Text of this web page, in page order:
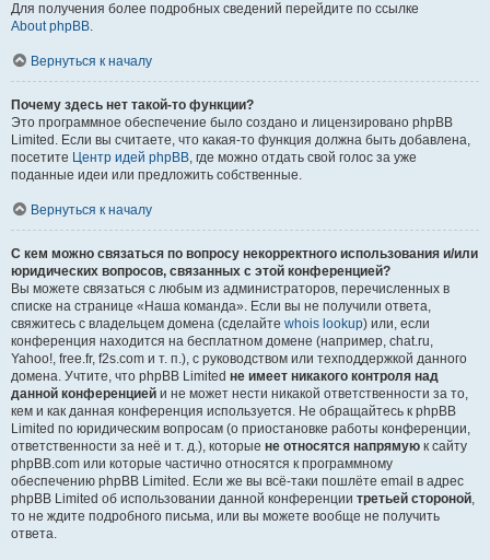
Для получения более подробных сведений перейдите по ссылке
About phpBB.
Вернуться к началу
Почему здесь нет такой-то функции?
Это программное обеспечение было создано и лицензировано phpBB
Limited. Если вы считаете, что какая-то функция должна быть добавлена,
посетите Центр идей phpBB, где можно отдать свой голос за уже
поданные идеи или предложить собственные.
Вернуться к началу
С кем можно связаться по вопросу некорректного использования и/или
юридических вопросов, связанных с этой конференцией?
Вы можете связаться с любым из администраторов, перечисленных в
списке на странице «Наша команда». Если вы не получили ответа,
свяжитесь с владельцем домена (сделайте whois lookup) или, если
конференция находится на бесплатном домене (например, chat.ru,
Yahoo!, free.fr, f2s.com и т. п.), с руководством или техподдержкой данного
домена. Учтите, что phpBB Limited не имеет никакого контроля над
данной конференцией и не может нести никакой ответственности за то,
кем и как данная конференция используется. Не обращайтесь к phpBB
Limited по юридическим вопросам (о приостановке работы конференции,
ответственности за неё и т. д.), которые не относятся напрямую к сайту
phpBB.com или которые частично относятся к программному
обеспечению phpBB Limited. Если же вы всё-таки пошлёте email в адрес
phpBB Limited об использовании данной конференции третьей стороной,
то не ждите подробного письма, или вы можете вообще не получить
ответа.